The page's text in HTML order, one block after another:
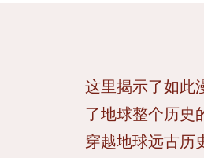
这里揭示了如
了地球整个历史
穿越地球远古历